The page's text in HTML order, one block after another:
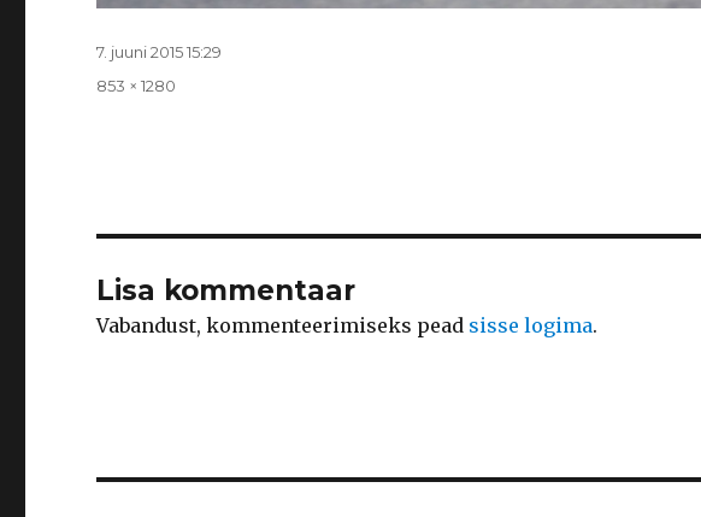
Postitatud
7. juuni 2015 15:29
Täissuurus
853 × 1280
Lisa kommentaar
Vabandust, kommenteerimiseks pead sisse logima.